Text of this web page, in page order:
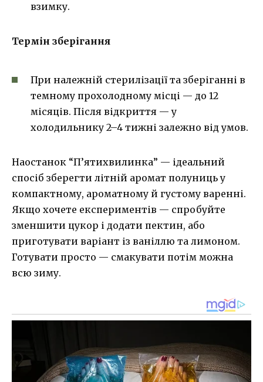
взимку.
Термін зберігання
При належній стерилізації та зберіганні в
темному прохолодному місці — до 12
місяців. Після відкриття — у
холодильнику 2–4 тижні залежно від умов.
Наостанок “П’ятихвилинка” — ідеальний
спосіб зберегти літній аромат полуниць у
компактному, ароматному й густому варенні.
Якщо хочете експериментів — спробуйте
зменшити цукор і додати пектин, або
приготувати варіант із ваніллю та лимоном.
Готувати просто — смакувати потім можна
всю зиму.